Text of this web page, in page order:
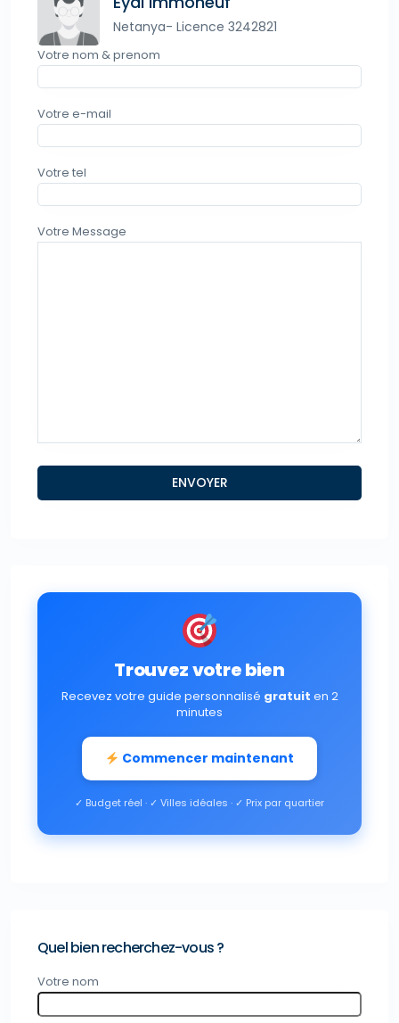
Netanya- Licence 3242821
Votre nom & prenom
Votre e-mail
Votre tel
Votre Message
Trouvez votre bien
Recevez votre guide personnalisé gratuit en 2
minutes
Commencer maintenant
✓ Budget réel · ✓ Villes idéales · ✓ Prix par quartier
Quel bien recherchez-vous ?
Votre nom